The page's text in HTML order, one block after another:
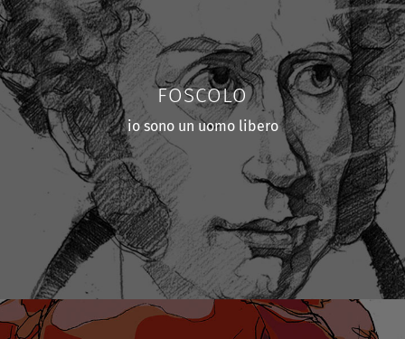
FOSCOLO
io sono un uomo libero